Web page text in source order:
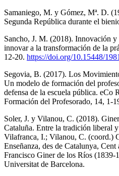
Samaniego, M. y Gómez, Mª. D.
Segunda República durante el
Sancho, J. M. (2018). Innovación y
innovar a la transformación de la
12-20. https://doi.org/10.15448/
Segovia, B. (2017). Los
Un modelo de formación del
defensa de la escuela pública. eCo
Formación del Profesorado, 14, 1-
Soler, J. y Vilanou, C. (2018).
Cataluña. Entre la tradición liberal
Vilafranca, I.; Vilanou, C. (coord.)
Enseñanza, des de Catalunya,
Francisco Giner de los Ríos
Universitat de Barcelona.